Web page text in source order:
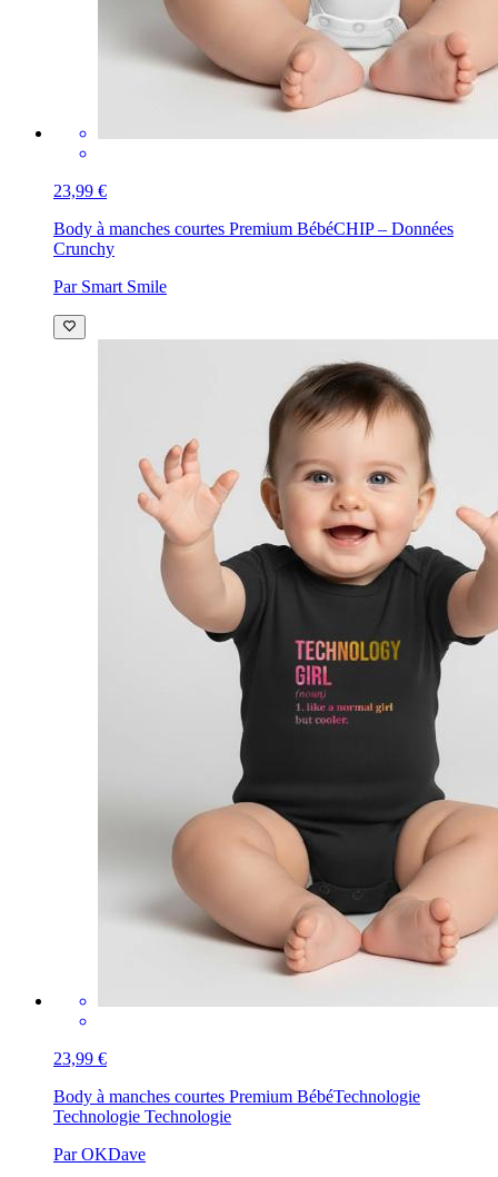
23,99 €
Body à manches courtes Premium BébéCHIP – Données
Crunchy
Par Smart Smile
23,99 €
Body à manches courtes Premium BébéTechnologie
Technologie Technologie
Par OKDave